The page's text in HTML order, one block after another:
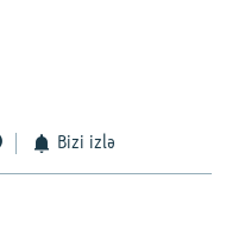
Bizi izlə